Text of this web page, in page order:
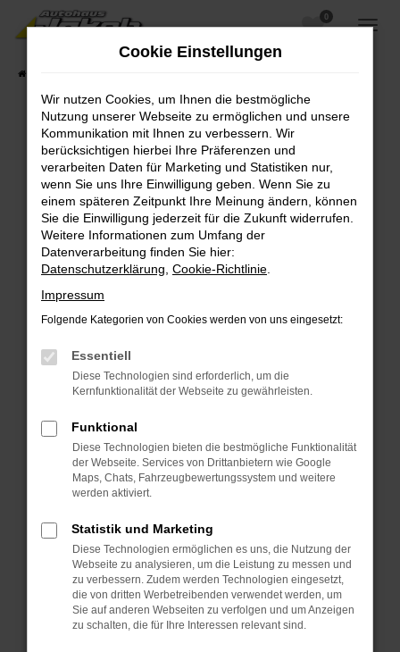
Zum
Hauptinhalt
0
Fehler: Network Error
Beim Laden ist ein Fehler aufgetreten.
Hier sind ein paar Tipps, die dir helfen können:
Überprüfe deine Firewall und deine
Internetverbindung.
Laden andere Webseiten, zum Beispiel deine
Suchmaschine?
Prüfe deine Browsererweiterungen.
Manche Erweiterungen, wie Werbeblocker,
können das Laden bestimmter Seiten
verhindern. Funktioniert die Seite in einem
Fenster?
Starte dein Gerät neu.
Das kann manchmal helfen, vorübergehende
Probleme zu beheben.
Betriebssystem auf dem neuesten Stand
sind.
Veraltete Software birgt nicht nur ein
Sicherheitsrisiko, sondern kann auch dazu
führen, dass bestimmte Funktionen nicht mehr
unterstützt werden.
Cookie Einstellungen
Wir nutzen Cookies, um Ihnen die bestmögliche
Nutzung unserer Webseite zu ermöglichen und unsere
Kommunikation mit Ihnen zu verbessern. Wir
berücksichtigen hierbei Ihre Präferenzen und
verarbeiten Daten für Marketing und Statistiken nur,
wenn Sie uns Ihre Einwilligung geben. Wenn Sie zu
einem späteren Zeitpunkt Ihre Meinung ändern, können
Sie die Einwilligung jederzeit für die Zukunft widerrufen.
Weitere Informationen zum Umfang der
Datenverarbeitung finden Sie hier:
Datenschutzerklärung Cookie-Richtlinie
Impressum
Folgende Kategorien von Cookies werden von uns eingesetzt:
Essentiell
Diese Technologien sind erforderlich, um die
Kernfunktionalität der Webseite zu gewährleisten.
Funktional
Diese Technologien bieten die bestmögliche Funktionalität
der Webseite. Services von Drittanbietern wie Google
Maps, Chats, Fahrzeugbewertungssystem und weitere
werden aktiviert.
Statistik und Marketing
Diese Technologien ermöglichen es uns, die Nutzung der
Webseite zu analysieren, um die Leistung zu messen und
zu verbessern. Zudem werden Technologien eingesetzt,
die von dritten Werbetreibenden verwendet werden, um
Sie auf anderen Webseiten zu verfolgen und um Anzeigen
zu schalten, die für Ihre Interessen relevant sind.